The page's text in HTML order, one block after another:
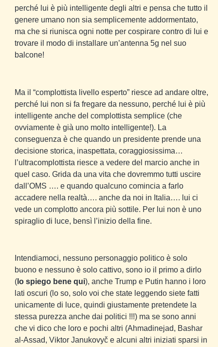
perché lui è più intelligente degli altri e pensa che tutto il
genere umano non sia semplicemente addormentato,
ma che si riunisca ogni notte per cospirare contro di lui e
trovare il modo di installare un’antenna 5g nel suo
balcone!
Ma il “complottista livello esperto” riesce ad andare oltre,
perché lui non si fa fregare da nessuno, perché lui è più
intelligente anche del complottista semplice (che
ovviamente è già uno molto intelligente!). La
conseguenza è che quando un presidente prende una
decisione storica, inaspettata, coraggiosissima…
l’ultracomplottista riesce a vedere del marcio anche in
quel caso. Grida da una vita che dovremmo tutti uscire
dall’OMS …. e quando qualcuno comincia a farlo
accadere nella realtà…. anche da noi in Italia…. lui ci
vede un complotto ancora più sottile. Per lui non è uno
spiraglio di luce, bensì l’inizio della fine.
Intendiamoci, nessuno personaggio politico è solo
buono e nessuno è solo cattivo, sono io il primo a dirlo
( lo spiego bene qui), anche Trump e Putin hanno i loro
lati oscuri (lo so, solo voi che state leggendo siete fatti
unicamente di luce, quindi giustamente pretendete la
stessa purezza anche dai politici !!!) ma se sono anni
che vi dico che loro e pochi altri (Ahmadinejad, Bashar
al-Assad, Viktor Janukovyč e alcuni altri iniziati sparsi in